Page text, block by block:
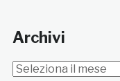
Archivi
Archivi